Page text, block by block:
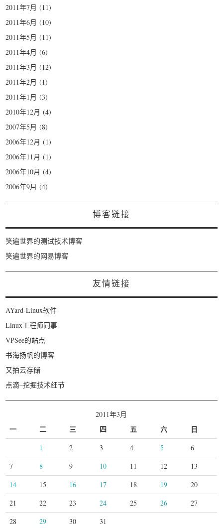
2011年7月 (11)
2011年6月 (10)
2011年5月 (11)
2011年4月 (6)
2011年3月 (12)
2011年2月 (1)
2011年1月 (3)
2010年12月 (4)
2007年5月 (8)
2006年12月 (1)
2006年11月 (1)
2006年10月 (4)
2006年9月 (4)
博客链接
笑遍世界的测试技术博客
笑遍世界的网易博客
友情链接
AYard-Linux软件
Linux工程师同事
VPSee的站点
书海扬帆的博客
又拍云存储
点滴–挖掘技术细节
2011年3月
一 二 三 四 五 六 日
1 2 3 4 5
6
7
8 9 10 11 12
13
14
15 16 17 18 19
20
21
22 23 24 25 26
27
28
29 30 31